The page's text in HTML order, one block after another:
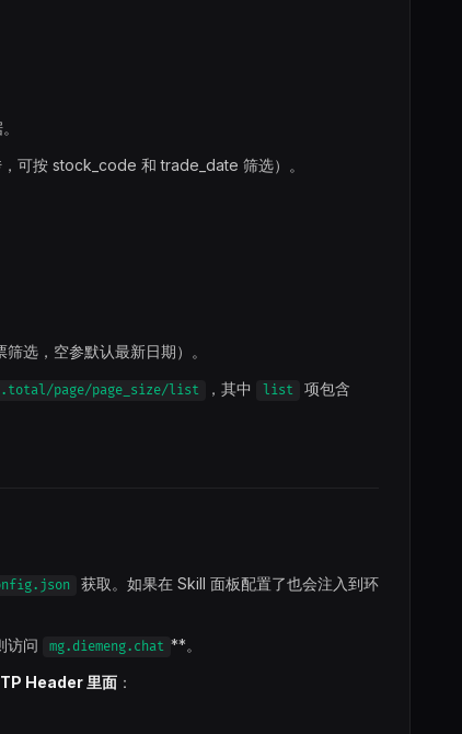
可按 stock_code 和 trade_date 筛选）。
选，空参默认最新日期）。
page/page_size/list ，其中 list 项包含
获取。如果在 Skill 面板配置了也会注入到环
访问 mg.diemeng.chat **。
Header 里面 ：